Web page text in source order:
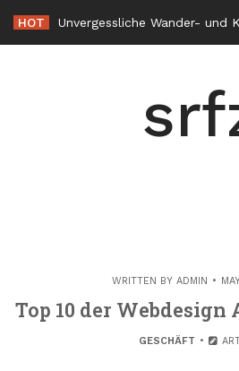
content
HOT
WRITTEN BY ADMIN
Top 10 der Webdesign
GESCHÄFT